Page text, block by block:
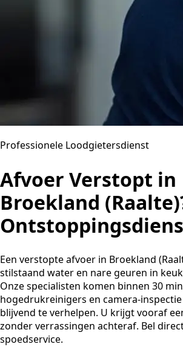
Professionele Loodgietersdienst
Afvoer Verstopt in
Broekland
Een verstopte afvoer in Broekland
stilstaand water en nare geuren in
Onze specialisten komen binnen 30
hogedrukreinigers en camera-
blijvend te verhelpen. U krijgt vooraf
zonder verrassingen achteraf. Bel
spoedservice.